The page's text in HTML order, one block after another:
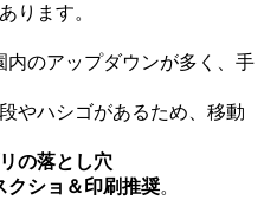
ります。
のアップダウンが多く、手
やハシゴがあるため、移動
の落とし穴
クショ＆印刷推奨。